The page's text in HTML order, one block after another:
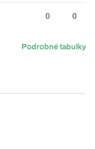
0 0
Podrobné tabulky